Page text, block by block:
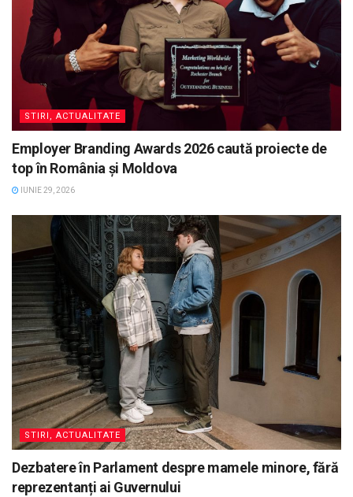
STIRI, ACTUALITATE
Employer Branding Awards 2026 caută proiecte de
top în România și Moldova
IUNIE 29, 2026
STIRI, ACTUALITATE
Dezbatere în Parlament despre mamele minore, fără
reprezentanți ai Guvernului